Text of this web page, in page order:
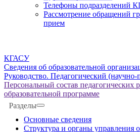
Телефоны подразделений
Рассмотрение обращений
прием
КГАСУ
Сведения об образовательной
Руководство. Педагогический (научно-
Персональный состав педагогических
образовательной программе
Разделы
Основные сведения
Структура и органы управления